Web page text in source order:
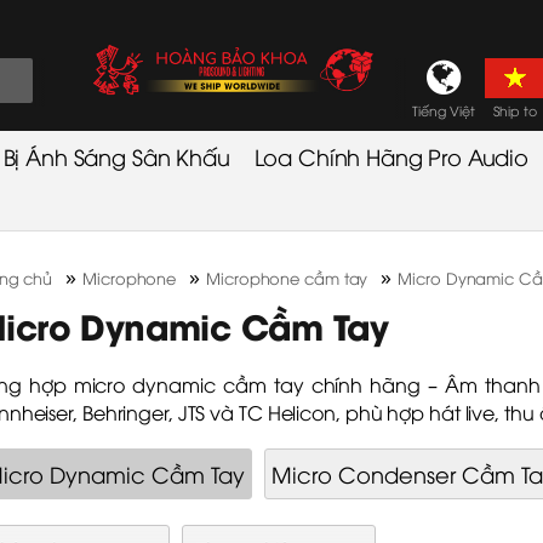
Tiếng Việt Ship to
Ánh Sáng Sân Khấu Loa Chính Hãng Pro Audio
chủ » Microphone » Microphone cầm tay » Micro Dynamic
Dynamic Cầm Tay
hợp micro dynamic cầm tay chính hãng – Âm
Behringer, JTS và TC Helicon, phù hợp hát live,
Dynamic Cầm Tay Micro Condenser Cầm